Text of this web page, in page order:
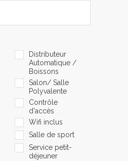
Distributeur
Automatique /
Boissons
Salon/ Salle
Polyvalente
Contrôle
d'accès
Wifi inclus
Salle de sport
Service petit-
déjeuner